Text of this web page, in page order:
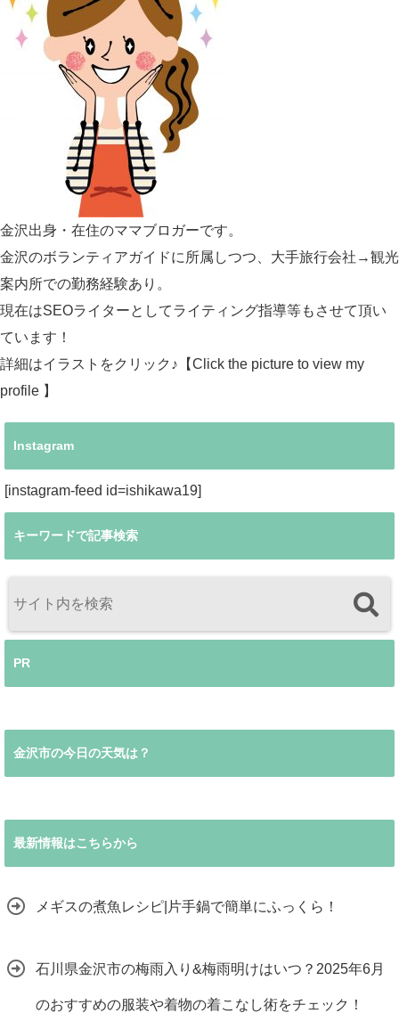
金沢出身・在住のママブロガーです。
金沢のボランティアガイドに所属しつつ、大手旅行会社→観光
案内所での勤務経験あり。
現在はSEOライターとしてライティング指導等もさせて頂い
ています！
詳細はイラストをクリック♪【Click the picture to view my
profile 】
Instagram
[instagram-feed id=ishikawa19]
キーワードで記事検索
PR
金沢市の今日の天気は？
最新情報はこちらから
メギスの煮魚レシピ|片手鍋で簡単にふっくら！
石川県金沢市の梅雨入り&梅雨明けはいつ？2025年6月
のおすすめの服装や着物の着こなし術をチェック！